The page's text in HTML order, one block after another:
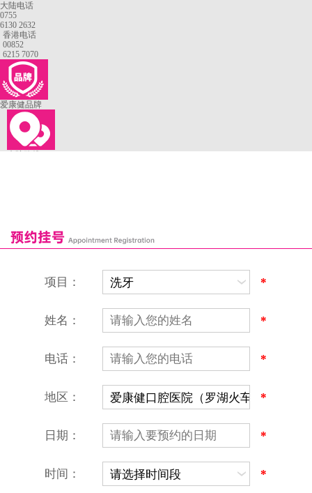
大陆电话
0755
6130 2632
香港电话
00852
6215 7070
爱康健品牌
恒乐口腔诊所
富港口腔诊所
营业时间：9:00-18:00
（节假日照常上班）
微信线上预约：aikangjian1995
微信小程序：爱康健齿科
项目： *
姓名： *
电话： *
地区： *
日期： *
时间： *